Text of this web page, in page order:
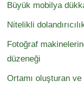
Büyük mobilya
Nitelikli
Fotoğraf
düzeneği
Ortamı oluşturan